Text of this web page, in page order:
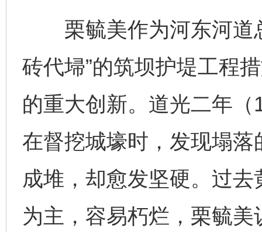
栗毓美作为河东河道
砖代埽”的筑坝护堤工程
的重大创新。道光二年
在督挖城壕时，发现塌
成堆，却愈发坚硬。过
为主，容易朽烂，栗毓美